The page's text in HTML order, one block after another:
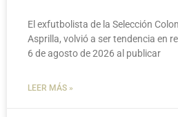
El exfutbolista de la Selección
Asprilla, volvió a ser tendencia en
6 de agosto de 2026 al publicar
LEER MÁS »